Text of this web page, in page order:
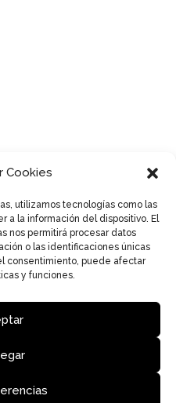
Cookies
utilizamos tecnologías como las
a la información del dispositivo. El
nos permitirá procesar datos
o las identificaciones únicas
consentimiento, puede afectar
y funciones.
de Privacidad